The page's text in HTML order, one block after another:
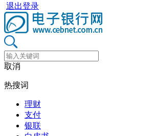
退出登录
取消
热搜词
理财
支付
银联